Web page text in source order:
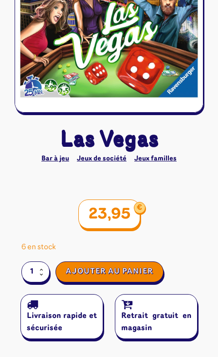
Naruto Mythos
Autres
Tapis de jeu
Las Vegas
Bar à jeu Jeux de société Jeux familles
23,95 €
6 en stock
quantité
de
Vegas
AJOUTER AU PANIER
Livraison rapide et
sécurisée
Retrait gratuit en
magasin